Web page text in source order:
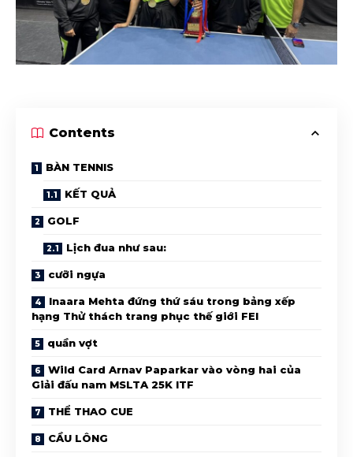
Contents
BÀN TENNIS
KẾT QUẢ
GOLF
Lịch đua như sau:
cưỡi ngựa
Inaara Mehta đứng thứ sáu trong bảng xếp
hạng Thử thách trang phục thế giới FEI
quần vợt
Wild Card Arnav Paparkar vào vòng hai của
Giải đấu nam MSLTA 25K ITF
THỂ THAO CUE
CẦU LÔNG